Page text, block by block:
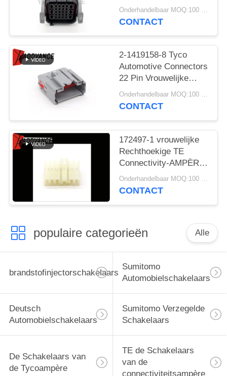
backshell
Onderhandelbaar MOQ:100 EENHEDEN
CONTACT
2-1419158-8 Tyco
Automotive Connectors
22 Pin Vrouwelijke
PA66 Gf30
Onderhandelbaar MOQ:100 EENHEDEN
CONTACT
172497-1 vrouwelijke
Rechthoekige TE
Connectivity-AMPÈRE
MIC Series 11 Pin
Connectors
Onderhandelbaar MOQ:100 EENHEDEN
CONTACT
populaire categorieën Alle
brandstofinjectorschakelaars
Sumitomo
Automobielschakelaars
Deutsch
Automobielschakelaars
Sumitomo Verzegelde
Schakelaars
De Schakelaars van
de Tycoampère
TE de Schakelaars
van de
connectiviteitsampère